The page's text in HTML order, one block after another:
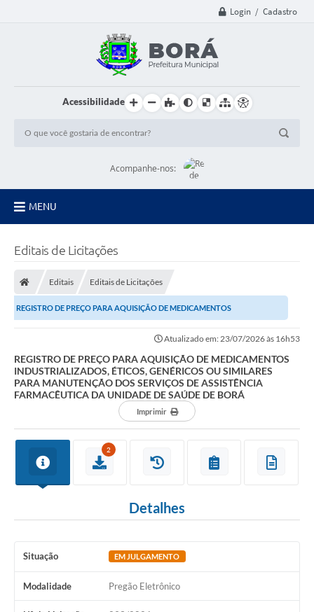
Login / Cadastro
Acessibilidade
Acompanhe-nos:
MENU
Transparência
Editais
Poder Executivo (Estrutura Adm.)
A Nossa Cidade
Legislação
Contas Públicas
Editais de Licitações
Editais Editais de Licitações
REGISTRO DE PREÇO PARA AQUISIÇÃO DE MEDICAMENTOS
Atualizado em: 23/07/2026 às 16h53
REGISTRO DE PREÇO PARA AQUISIÇÃO DE MEDICAMENTOS
INDUSTRIALIZADOS, ÉTICOS, GENÉRICOS OU SIMILARES
PARA MANUTENÇÃO DOS SERVIÇOS DE ASSISTÊNCIA
FARMACÊUTICA DA UNIDADE DE SAÚDE DE BORÁ
Imprimir
2
Detalhes
Situação EM JULGAMENTO
Modalidade Pregão Eletrônico